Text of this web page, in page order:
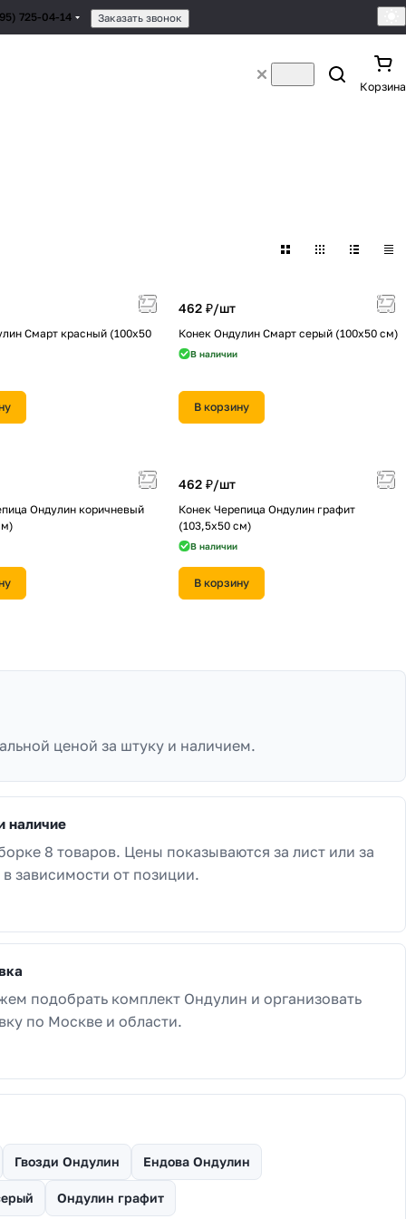
725-04-14 Заказать звонок
Корзина
Смарт красный (100х50
462 ₽/шт
Конек Ондулин Смарт серый (100х50 см)
В наличии
В корзину
Ондулин коричневый
462 ₽/шт
Конек Черепица Ондулин графит
(103,5х50 см)
В наличии
В корзину
ценой за штуку и наличием.
наличие
8 товаров. Цены показываются за лист или за
в зависимости от позиции.
подобрать комплект Ондулин и организовать
по Москве и области.
Гвозди Ондулин Ендова Ондулин
Ондулин графит